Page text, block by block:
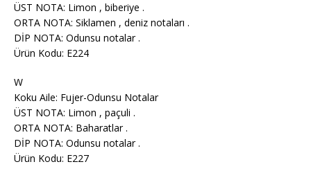
ÜST NOTA: Limon , biberiye .
ORTA NOTA: Siklamen , deniz notaları .
DİP NOTA: Odunsu notalar .
Ürün Kodu: E224
W
Koku Aile: Fujer-Odunsu Notalar
ÜST NOTA: Limon , paçuli .
ORTA NOTA: Baharatlar .
DİP NOTA: Odunsu notalar .
Ürün Kodu: E227